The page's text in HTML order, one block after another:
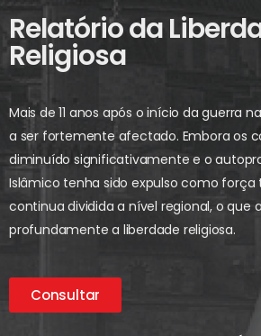
Relatório da
Religiosa
Mais de 11 anos após o início da guerra
a ser fortemente afectado. Embora os
diminuído significativamente e o
Islâmico tenha sido expulso como força
continua dividida a nível regional, o que
profundamente a liberdade religiosa.
Consultar